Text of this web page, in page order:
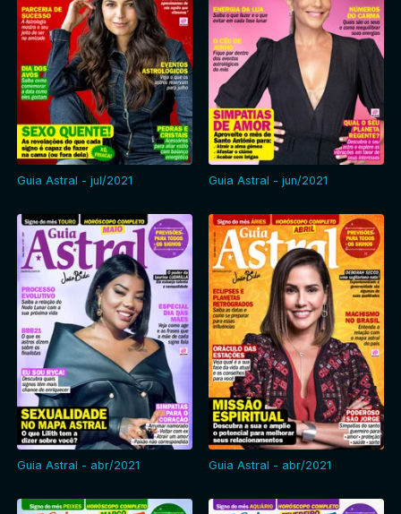
Guia Astral - jul/2021 Guia Astral - jun/2021
Guia Astral - abr/2021 Guia Astral - abr/2021